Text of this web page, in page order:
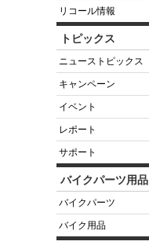
リコール情報
トピックス
ニューストピックス
キャンペーン
イベント
レポート
サポート
バイクパーツ用品
バイクパーツ
バイク用品